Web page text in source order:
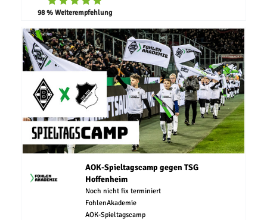
98 % Weiterempfehlung
AOK-Spieltagscamp gegen TSG
Hoffenheim
Noch nicht fix terminiert
FohlenAkademie
AOK-Spieltagscamp